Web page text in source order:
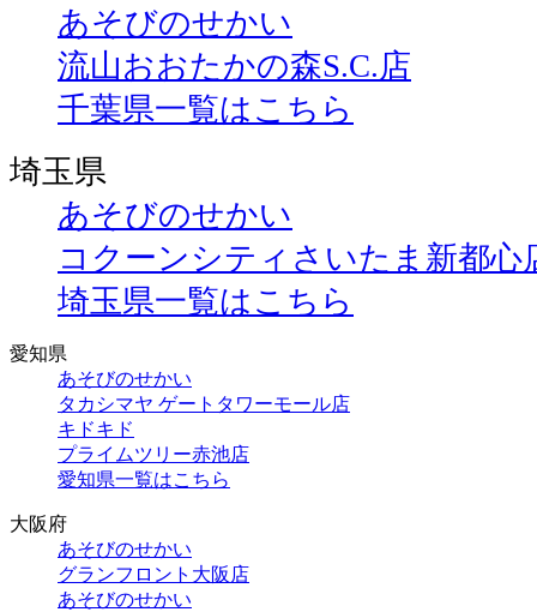
あそびのせかい
流山おおたかの森S.C.店
千葉県一覧はこちら
埼玉県
あそびのせかい
コクーンシティさいたま新都心
埼玉県一覧はこちら
愛知県
あそびのせかい
タカシマヤ ゲートタワーモール店
キドキド
プライムツリー赤池店
愛知県一覧はこちら
大阪府
あそびのせかい
グランフロント大阪店
あそびのせかい